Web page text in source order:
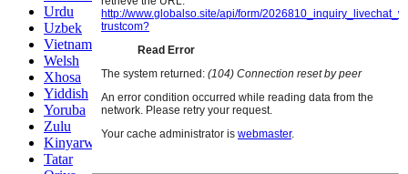
Urdu
Uzbek
Vietnamese
Welsh
Xhosa
Yiddish
Yoruba
Zulu
Kinyarwanda
Tatar